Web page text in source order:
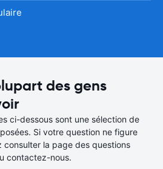
des gens
ci-dessous sont une sélection de
Si votre question ne figure
consulter la page des questions
contactez-nous.